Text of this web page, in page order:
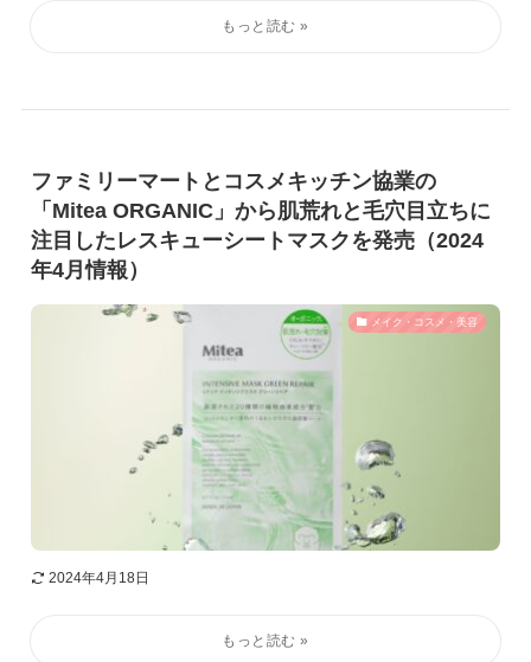
ファミリーマートとコスメキッチン協業の
「Mitea ORGANIC」から肌荒れと毛穴目立ちに
注目したレスキューシートマスクを発売（2024
年4月情報）
メイク・コスメ・美容
2024年4月18日